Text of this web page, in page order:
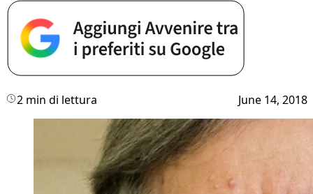
2 min di lettura June 14, 2018